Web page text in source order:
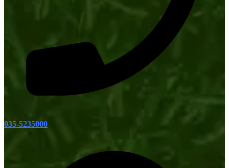
035-5235000